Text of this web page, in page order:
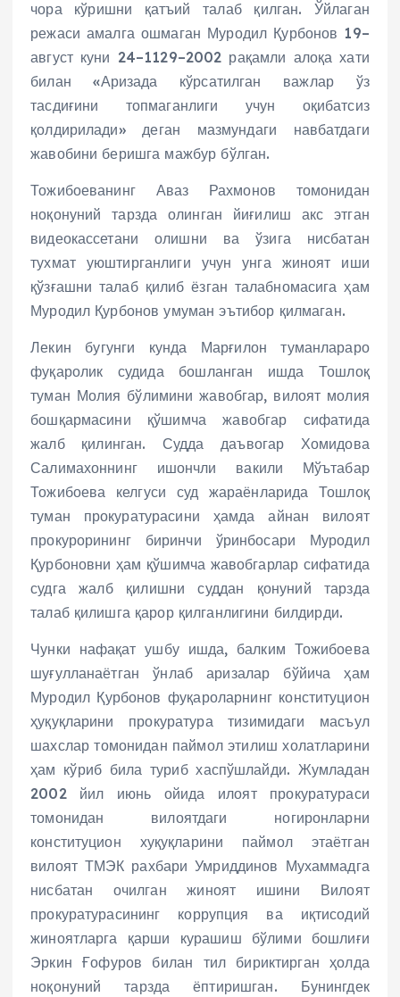
чора кўришни қатъий талаб қилган. Ўйлаган
режаси амалга ошмаган Муродил Қурбонов 19–
август куни 24–1129–2002 рақамли алоқа хати
билан «Аризада кўрсатилган важлар ўз
тасдиғини топмаганлиги учун оқибатсиз
қолдирилади» деган мазмундаги навбатдаги
жавобини беришга мажбур бўлган.
Тожибоеванинг Аваз Рахмонов томонидан
ноқонуний тарзда олинган йиғилиш акс этган
видеокассетани олишни ва ўзига нисбатан
тухмат уюштирганлиги учун унга жиноят иши
қўзғашни талаб қилиб ёзган талабномасига ҳам
Муродил Қурбонов умуман эътибор қилмаган.
Лекин бугунги кунда Марғилон туманлараро
фуқаролик судида бошланган ишда Тошлоқ
туман Молия бўлимини жавобгар, вилоят молия
бошқармасини қўшимча жавобгар сифатида
жалб қилинган. Судда даъвогар Хомидова
Салимахоннинг ишончли вакили Мўътабар
Тожибоева келгуси суд жараёнларида Тошлоқ
туман прокуратурасини ҳамда айнан вилоят
прокурорининг биринчи ўринбосари Муродил
Қурбоновни ҳам қўшимча жавобгарлар сифатида
судга жалб қилишни суддан қонуний тарзда
талаб қилишга қарор қилганлигини билдирди.
Чунки нафақат ушбу ишда, балким Тожибоева
шуғулланаётган ўнлаб аризалар бўйича ҳам
Муродил Қурбонов фуқароларнинг конституцион
ҳуқуқларини прокуратура тизимидаги масъул
шахслар томонидан паймол этилиш холатларини
ҳам кўриб била туриб хаспўшлайди. Жумладан
2002 йил июнь ойида илоят прокуратураси
томонидан вилоятдаги ногиронларни
конституцион хуқуқларини паймол этаётган
вилоят ТМЭК рахбари Умриддинов Мухаммадга
нисбатан очилган жиноят ишини Вилоят
прокуратурасининг коррупция ва иқтисодий
жиноятларга қарши курашиш бўлими бошлиғи
Эркин Ғофуров билан тил бириктирган ҳолда
ноқонуний тарзда ёптиришган. Бунингдек